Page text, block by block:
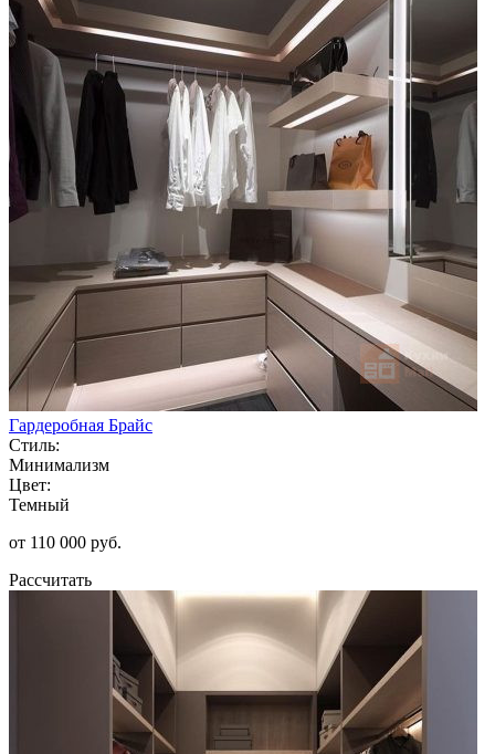
Гардеробная Брайс
Стиль:
Минимализм
Цвет:
Темный
от 110 000 руб.
Рассчитать